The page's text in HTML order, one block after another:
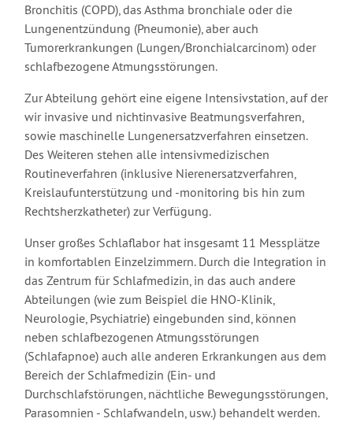
Bronchitis (COPD), das Asthma bronchiale oder die
Lungenentzündung (Pneumonie), aber auch
Tumorerkrankungen (Lungen/Bronchialcarcinom) oder
schlafbezogene Atmungsstörungen.
Zur Abteilung gehört eine eigene Intensivstation, auf der
wir invasive und nichtinvasive Beatmungsverfahren,
sowie maschinelle Lungenersatzverfahren einsetzen.
Des Weiteren stehen alle intensivmedizischen
Routineverfahren (inklusive Nierenersatzverfahren,
Kreislaufunterstützung und -monitoring bis hin zum
Rechtsherzkatheter) zur Verfügung.
Unser großes Schlaflabor hat insgesamt 11 Messplätze
in komfortablen Einzelzimmern. Durch die Integration in
das Zentrum für Schlafmedizin, in das auch andere
Abteilungen (wie zum Beispiel die HNO-Klinik,
Neurologie, Psychiatrie) eingebunden sind, können
neben schlafbezogenen Atmungsstörungen
(Schlafapnoe) auch alle anderen Erkrankungen aus dem
Bereich der Schlafmedizin (Ein- und
Durchschlafstörungen, nächtliche Bewegungsstörungen,
Parasomnien - Schlafwandeln, usw.) behandelt werden.